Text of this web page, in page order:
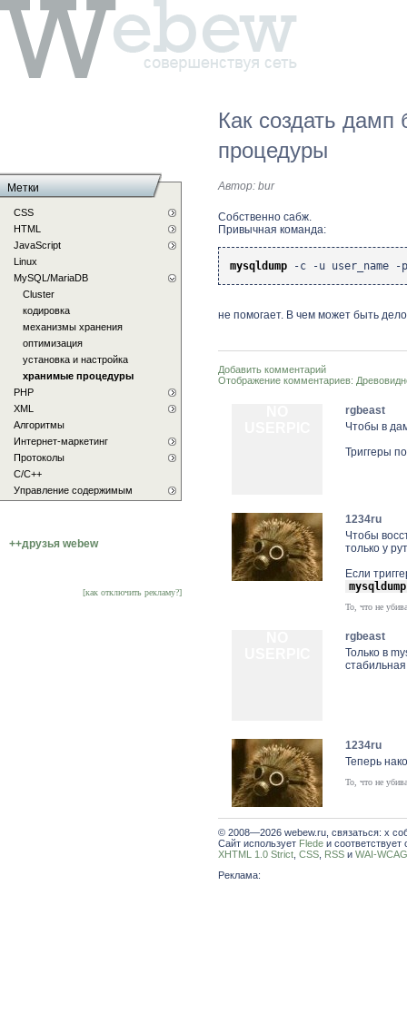
Как создать
процедуры
Автор: bur
Собственно сабж.
Привычная команда:
mysqldump -c -u user_name -
не помогает. В чем может быть
Добавить комментарий
Отображение комментариев:
rgbeast
Чтобы в
Триггеры
1234ru
Чтобы
только у
Если
mysqldump
То, что не
rgbeast
Только в
1234ru
Теперь
То, что не
© 2008—2026 webew.ru, связаться: x
Сайт использует Flede и соответствует
XHTML 1.0 Strict CSS RSS и WAI-
Реклама:
Метки
CSS
HTML
JavaScript
Linux
MySQL/MariaDB
Cluster
кодировка
механизмы хранения
оптимизация
установка и настройка
хранимые процедуры
PHP
XML
Алгоритмы
Интернет-маркетинг
Протоколы
С/C++
Управление содержимым
++друзья webew
[как отключить рекламу?]